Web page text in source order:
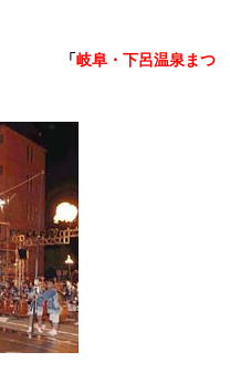
「岐阜・下呂温泉まつ